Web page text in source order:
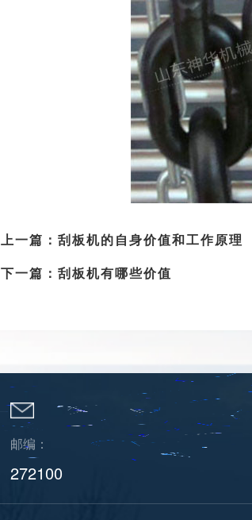
上一篇： 刮板机的自身价值和工作原理
下一篇： 刮板机有哪些价值
邮编：
272100